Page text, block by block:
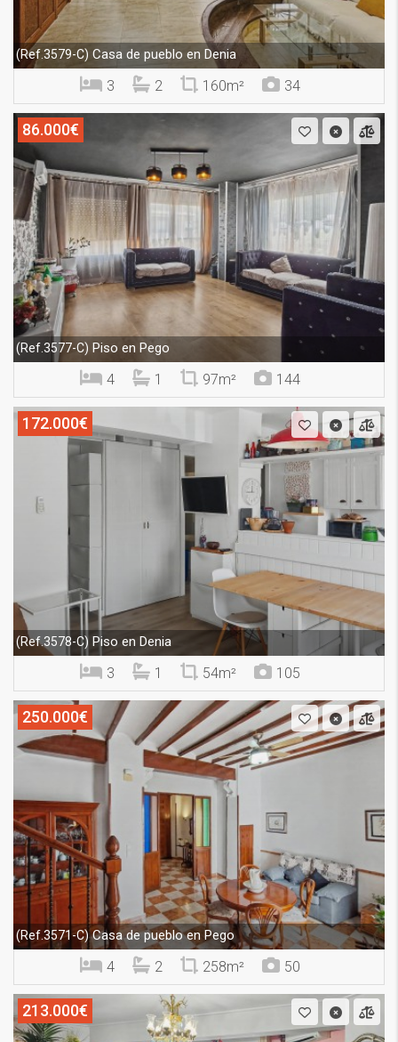
(Ref.3579-C) Casa de pueblo en Denia
3 2 160m² 34
86.000€
(Ref.3577-C) Piso en Pego
4 1 97m² 144
172.000€
(Ref.3578-C) Piso en Denia
3 1 54m² 105
250.000€
(Ref.3571-C)Casa de pueblo en Pego
4 2 258m² 50
213.000€